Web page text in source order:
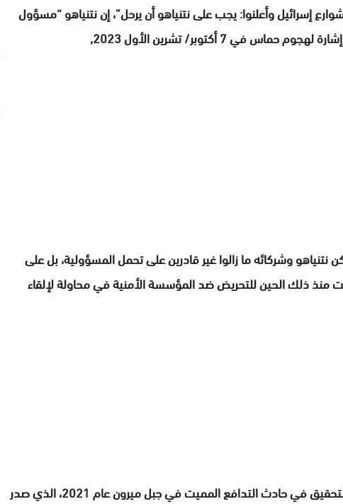
إسرائيل وأعلنوا: يجب على نتنياهو أن يرحل”، إن نتنياهو “مسؤول
في 7 أكتوبر/ تشرين الأول 2023,
مرت 5 أشهر منذ 7 أكتوبر، لكن نتنياهو وشركائه ما زالوا غير قادرين على تحمل المسؤولية، بل على
ذلك الحين للتحريض ضد المؤسسة الأمنية في محاولة لإلقاء
كما تحدثت الصحيفة نفسها ، عن تقرير لجنة التحقيق في حادث التدافع المميت في جبل ميرون عام 2021، الذي صدر